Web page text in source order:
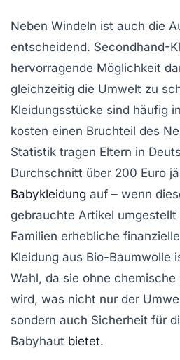
Neben Windeln ist auch die
entscheidend. Secondhand-
hervorragende Möglichkeit
gleichzeitig die Umwelt zu
Kleidungsstücke sind häufig
kosten einen Bruchteil des
Statistik tragen Eltern in
Durchschnitt über 200 Euro
Babykleidung auf – wenn
gebrauchte Artikel umgestellt
Familien erhebliche
Kleidung aus Bio-Baumwolle
Wahl, da sie ohne
wird, was nicht nur der
sondern auch Sicherheit für
Babyhaut bietet.